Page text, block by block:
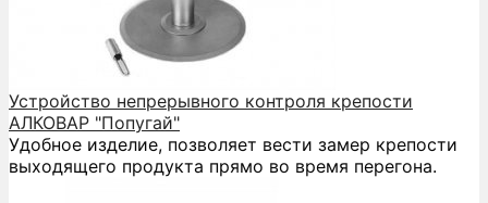
Устройство непрерывного контроля крепости
АЛКОВАР "Попугай"
Удобное изделие, позволяет вести замер крепости
выходящего продукта прямо во время перегона.